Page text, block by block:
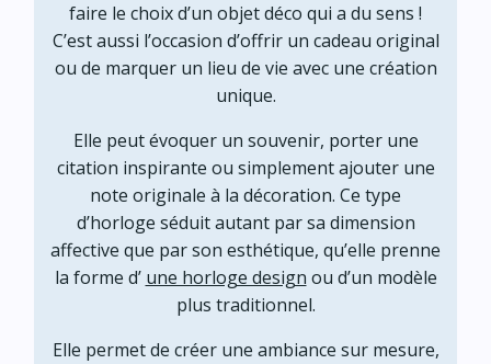
faire le choix d’un objet déco qui a du sens !
C’est aussi l’occasion d’offrir un cadeau original
ou de marquer un lieu de vie avec une création
unique.
Elle peut évoquer un souvenir, porter une
citation inspirante ou simplement ajouter une
note originale à la décoration. Ce type
d’horloge séduit autant par sa dimension
affective que par son esthétique, qu’elle prenne
la forme d’ une horloge design ou d’un modèle
plus traditionnel.
Elle permet de créer une ambiance sur mesure,